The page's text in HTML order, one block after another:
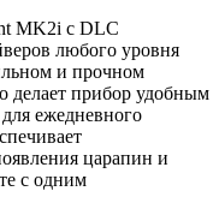
MK2i с DLC
любого уровня
и прочном
делает прибор удобным
ежедневного
царапин и
с одним